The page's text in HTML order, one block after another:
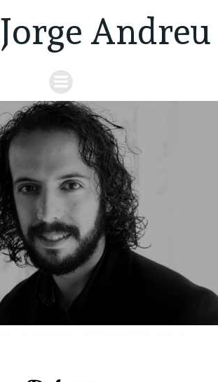
Jorge Andreu